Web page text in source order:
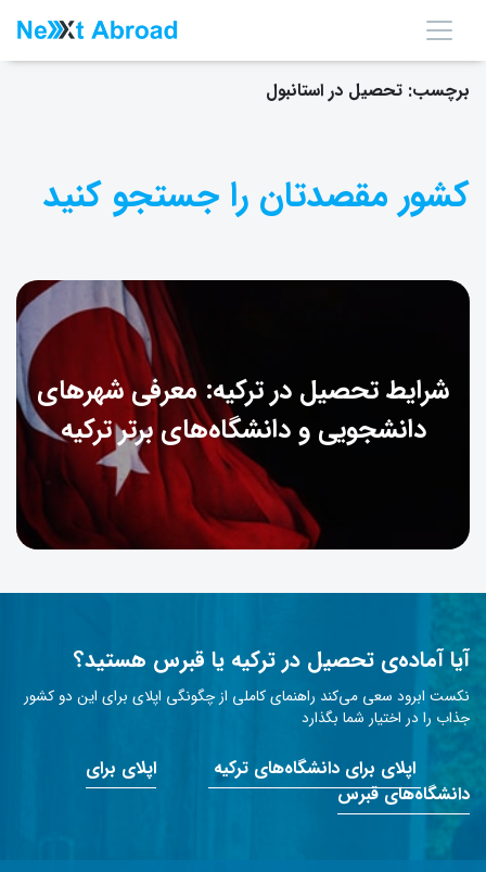
برچسب: تحصیل در استانبول
کشور مقصدتان را جستجو کنید
شرایط تحصیل در ترکیه: معرفی شهرهای
دانشجویی و دانشگاه‌های برتر ترکیه
آیا آماده‌ی تحصیل در ترکیه یا قبرس هستید؟
نکست ابرود سعی می‌کند راهنمای کاملی از چگونگی اپلای برای این دو کشور
جذاب را در اختیار شما بگذارد
اپلای برای دانشگاه‌های ترکیه
اپلای برای
دانشگاه‌های قبرس